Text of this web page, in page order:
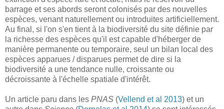
barrage et ses abords seront colonisés par des nouvelles
espèces, venant naturellement ou introduites artificiellement.
Au final, si l'on s'en tient à la biodiversité du site définie par
la richesse des espèces qu'il est capable d'héberger de
manière permanente ou temporaire, seul un bilan local des
espèces apparues / disparues permet de dire si la
biodiversité a une tendance nulle, croissante ou
décroissante à l'échelle spatiale d'intérêt.
Un article paru dans les PNAS (Vellend et al 2013) et un